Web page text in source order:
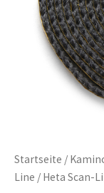
Startseite /
Line / Heta Scan-